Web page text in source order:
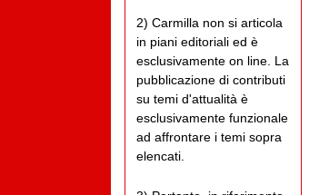
2) Carmilla non si articola
in piani editoriali ed è
esclusivamente on line. La
pubblicazione di contributi
su temi d'attualità è
esclusivamente funzionale
ad affrontare i temi sopra
elencati.